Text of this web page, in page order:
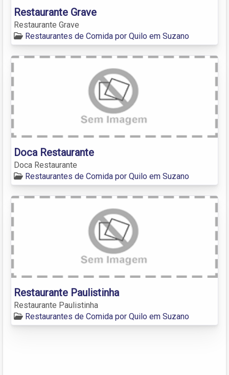
Restaurante Grave
Restaurante Grave
Restaurantes de Comida por Quilo em Suzano
Doca Restaurante
Doca Restaurante
Restaurantes de Comida por Quilo em Suzano
Restaurante Paulistinha
Restaurante Paulistinha
Restaurantes de Comida por Quilo em Suzano